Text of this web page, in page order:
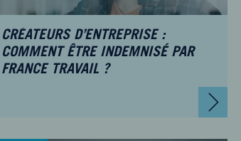
CRÉATEURS D’ENTREPRISE :
COMMENT ÊTRE INDEMNISÉ PAR
FRANCE TRAVAIL ?